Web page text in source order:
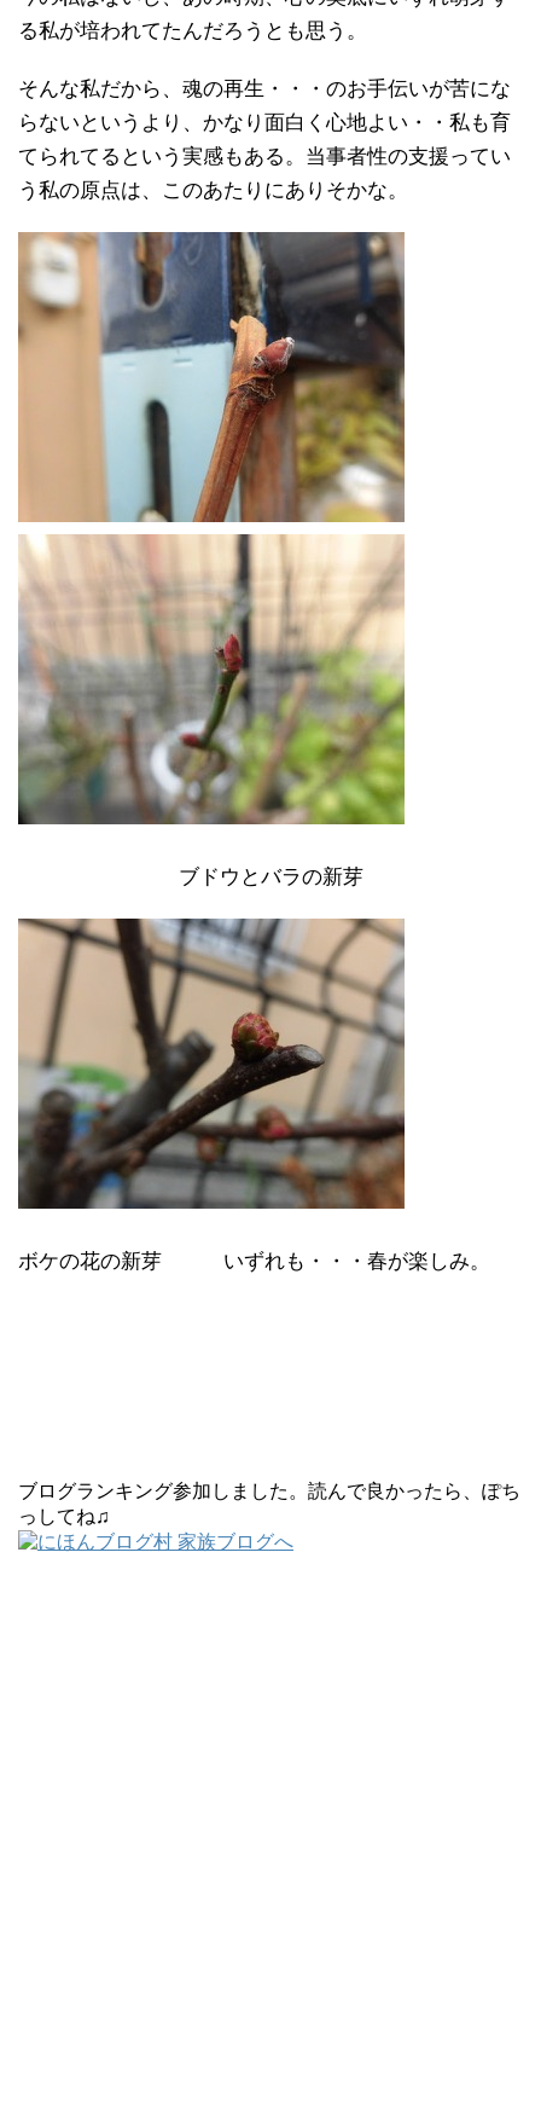
る私が培われてたんだろうとも思う。
そんな私だから、魂の再生・・・のお手伝いが苦にな
らないというより、かなり面白く心地よい・・私も育
てられてるという実感もある。当事者性の支援ってい
う私の原点は、このあたりにありそかな。
ブドウとバラの新芽
ボケの花の新芽 いずれも・・・春が楽しみ。
ブログランキング参加しました。読んで良かったら、ぽち
っしてね♫